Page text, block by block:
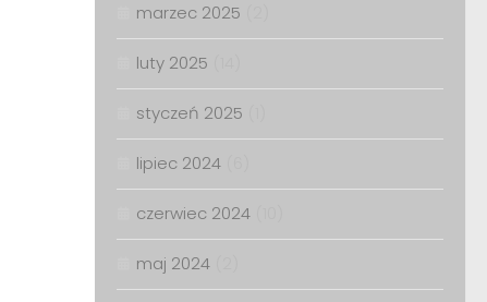
marzec 2025
luty 2025
styczeń 2025
lipiec 2024
czerwiec 2024
maj 2024